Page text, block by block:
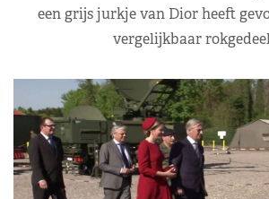
een grijs jurkje van Dior heeft
vergelijkbaar